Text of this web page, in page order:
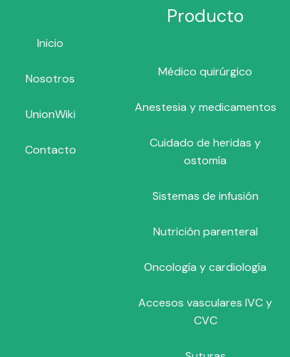
Inicio
Nosotros
UnionWiki
Contacto
Producto
Médico quirúrgico
Anestesia y medicamentos
Cuidado de heridas y
ostomía
Sistemas de infusión
Nutrición parenteral
Oncología y cardiología
Accesos vasculares IVC y
CVC